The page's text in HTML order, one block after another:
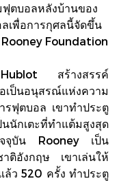
ตบอลหลังบ้านของ
เพื่อการกุศลนี้จัดขึ้น
Foundation
Hublot สร้างสรรค์
เป็นอนุสรณ์แห่งความ
รฟุตบอล เขาทำประตู
นักเตะที่ทำแต้มสูงสุด
จจุบัน Rooney เป็น
ติอังกฤษ เขาเล่นให้
ว 520 ครั้ง ทำประตู